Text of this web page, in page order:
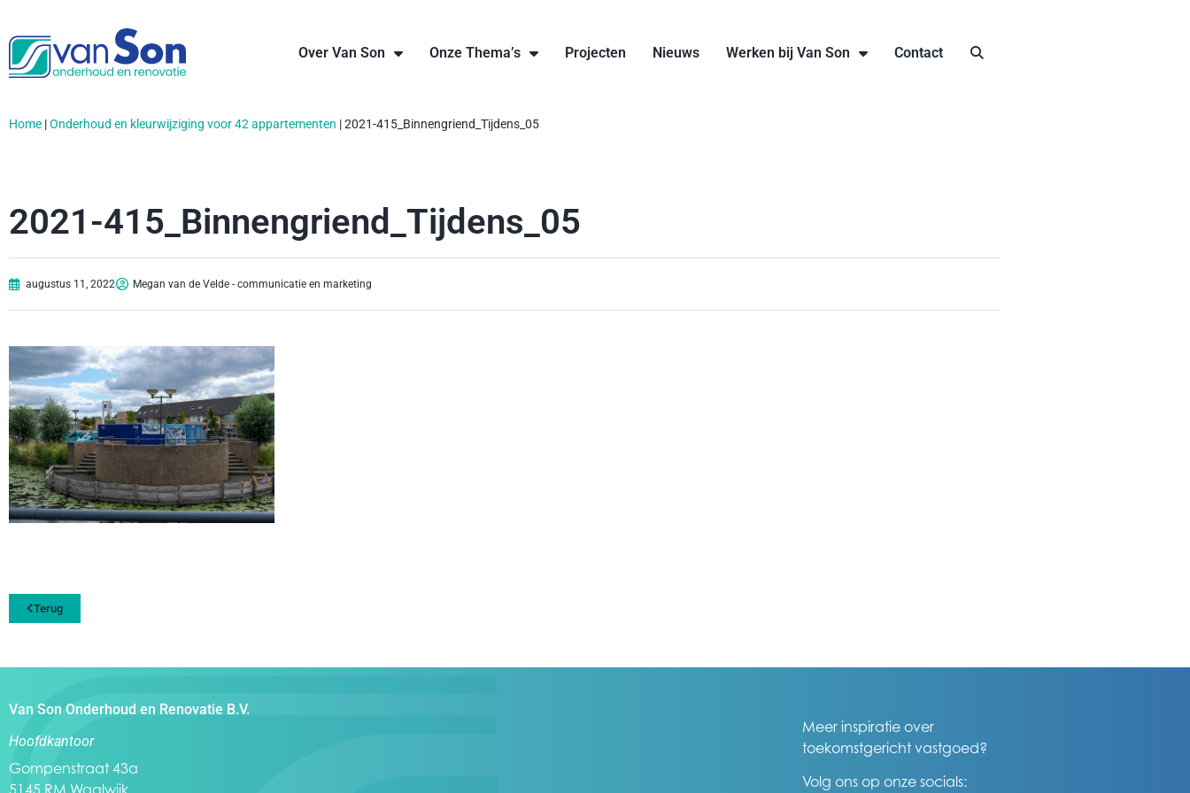
Over Van Son Onze Thema’s Projecten Nieuws Werken bij Van Son Contact
Home |Onderhoud en kleurwijziging voor 42 appartementen |2021-415_Binnengriend_Tijdens_05
2021-415_Binnengriend_Tijdens_05
augustus 11, 2022 Megan van de Velde - communicatie en marketing
Terug
Van Son Onderhoud en Renovatie B.V.
Hoofdkantoor
Gompenstraat 43a
Meer inspiratie over
toekomstgericht vastgoed?
Volg ons op onze socials: